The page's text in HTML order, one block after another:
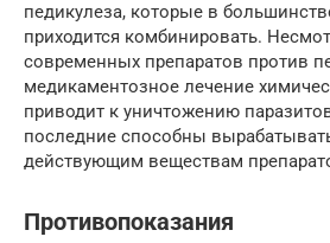
педикулеза, которые в
приходится комбинировать.
современных препаратов против
медикаментозное лечение
приводит к уничтожению
последние способны
действующим веществам
Противопоказания